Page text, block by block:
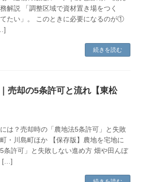
解説 「調整区域で資材置き場をつく
たい」。 このときに必要になるのが①
続きを読む
売却の5条許可と流れ【東松
は？売却時の「農地法5条許可」と失敗
・川島町ほか 【保存版】農地を宅地に
条許可」と失敗しない進め方 畑や田んぼ
[…]